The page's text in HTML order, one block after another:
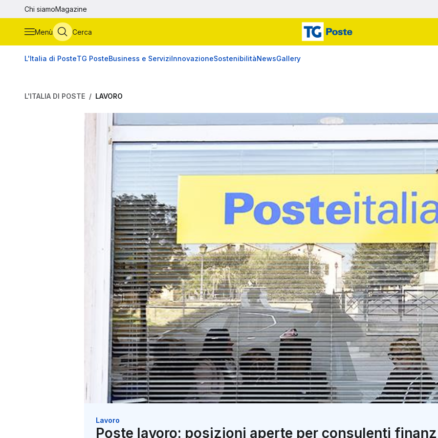
Vai al contenuto principale
Chi siamoMagazine
Menù Cerca
L'Italia di PosteTG PosteBusiness e ServiziInnovazioneSostenibilitàNewsGallery
L'ITALIA DI POSTE LAVORO
Lavoro
Poste lavoro: posizioni aperte per consulenti